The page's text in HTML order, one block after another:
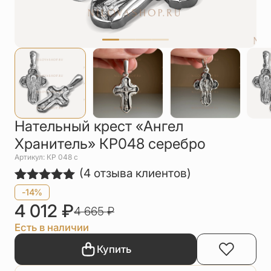
Цепи
Чётки
Шнурки на
шею
Другое
Нательный крест «Ангел
Хранитель» КР048 серебро
Артикул: КР 048 с
Рейтинг
5.00из 5
на основе
опроса
4
пользователей
(4 отзыва клиентов)
-14%
4 012 ₽4 665₽
Есть в наличии
Купить